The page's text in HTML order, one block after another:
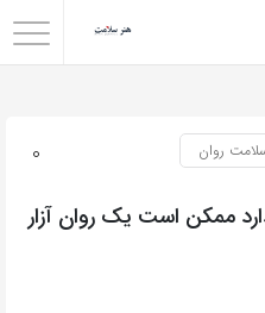
0 روان
نشانه را دارد ممکن است یک روان آزار